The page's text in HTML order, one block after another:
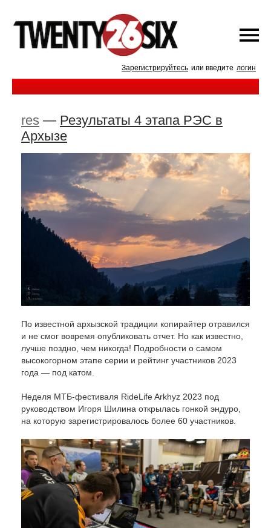
Зарегистрируйтесь или введите логин
res — Результаты 4 этапа РЭС в
Архызе
По известной архызской традиции копирайтер отравился
и не смог вовремя опубликовать отчет. Но как известно,
лучше поздно, чем никогда! Подробности о самом
высокогорном этапе серии и рейтинг участников 2023
года — под катом.
Неделя МТБ-фестиваля RideLife Arkhyz 2023 под
руководством Игоря Шилина открылась гонкой эндуро,
на которую зарегистрировалось более 60 участников.